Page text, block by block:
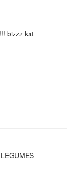
bizzz kat